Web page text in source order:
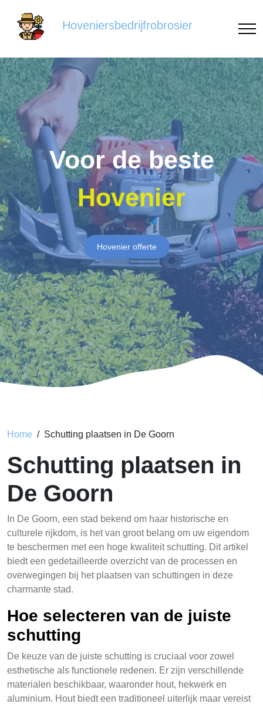
Hoveniersbedrijfrobrosier
Voor de beste
Hovenier
Hovenier offerte
Home Schutting plaatsen in De Goorn
Schutting plaatsen in
De Goorn
In De Goorn, een stad bekend om haar historische en
culturele rijkdom, is het van groot belang om uw eigendom
te beschermen met een hoge kwaliteit schutting. Dit artikel
biedt een gedetailleerde overzicht van de processen en
overwegingen bij het plaatsen van schuttingen in deze
charmante stad.
Hoe selecteren van de juiste
schutting
De keuze van de juiste schutting is cruciaal voor zowel
esthetische als functionele redenen. Er zijn verschillende
materialen beschikbaar, waaronder hout, hekwerk en
aluminium. Hout biedt een traditioneel uiterlijk maar vereist